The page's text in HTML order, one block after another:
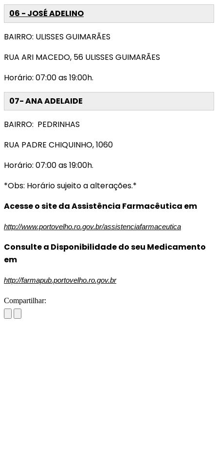
06 - JOSÉ ADELINO
BAIRRO: ULISSES GUIMARÃES
RUA ARI MACEDO, 56 ULISSES GUIMARÃES
Horário: 07:00 as 19:00h.
07- ANA ADELAIDE
BAIRRO: PEDRINHAS
RUA PADRE CHIQUINHO, 1060
Horário: 07:00 as 19:00h.
*Obs: Horário sujeito a alterações.*
Acesse o site da Assistência Farmacêutica em
http://www.portovelho.ro.gov.br/assistenciafarmaceutica
Consulte a Disponibilidade do seu Medicamento
em
http://farmapub.portovelho.ro.gov.br
Compartilhar: